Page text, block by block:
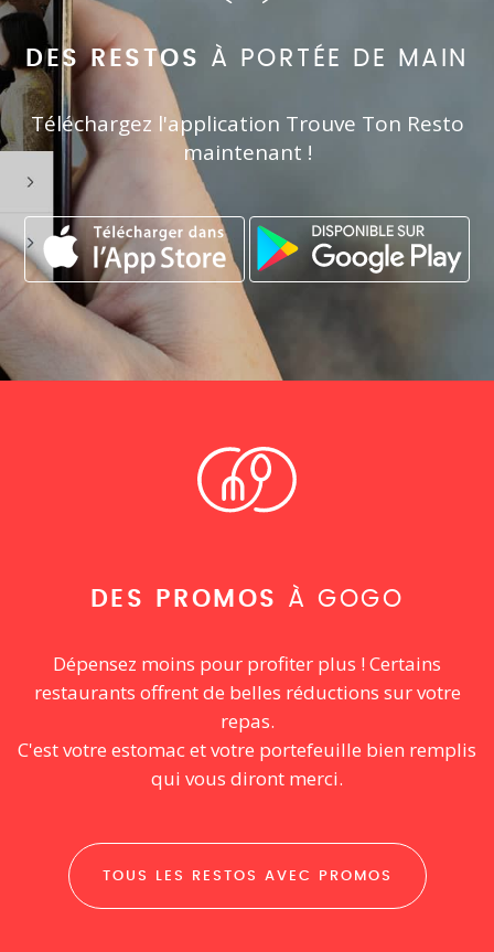
DES RESTOS À PORTÉE DE MAIN
Téléchargez l'application Trouve Ton Resto
maintenant !
DES PROMOS À GOGO
Dépensez moins pour profiter plus ! Certains
restaurants offrent de belles réductions sur votre
repas.
C'est votre estomac et votre portefeuille bien remplis
qui vous diront merci.
TOUS LES RESTOS AVEC PROMOS